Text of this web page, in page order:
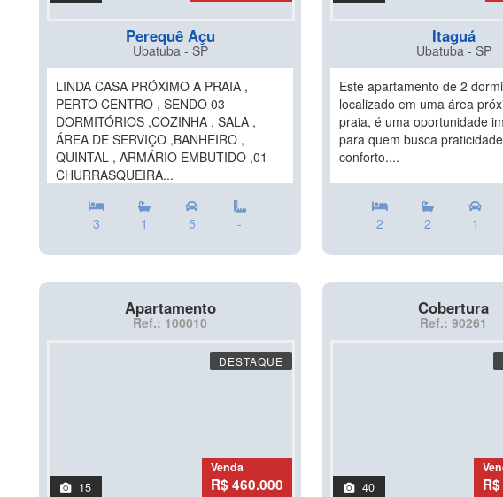
Perequê Açu
Ubatuba - SP
LINDA CASA PRÓXIMO A PRAIA ,
PERTO CENTRO , SENDO 03
DORMITÓRIOS ,COZINHA , SALA ,
ÁREA DE SERVIÇO ,BANHEIRO ,
QUINTAL , ARMÁRIO EMBUTIDO ,01
CHURRASQUEIRA...
3 1 5 -
Itaguá
Ubatuba - SP
Este apartamento de 2
localizado em uma área
praia, é uma oportunidade
para quem busca
conforto....
2 2 1
Apartamento
Ref.: 100010
DESTAQUE
15
Venda
R$ 460.000
Cobertura
Ref.: 90261
40